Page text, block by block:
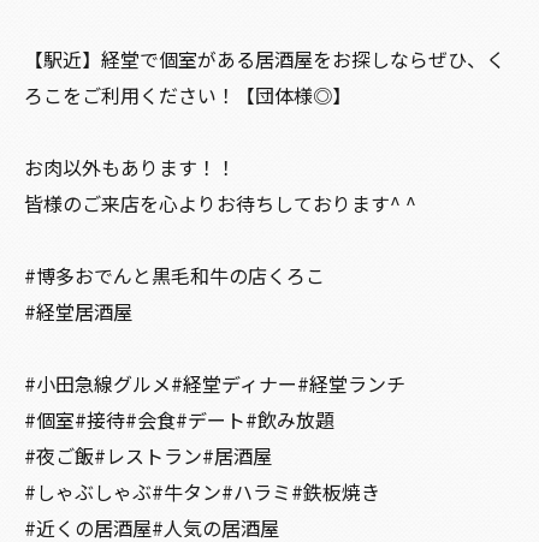
【駅近】経堂で個室がある居酒屋をお探しならぜひ、く
ろこをご利用ください！【団体様◎】
お肉以外もあります！！
皆様のご来店を心よりお待ちしております^ ^
#博多おでんと黒毛和牛の店くろこ
#経堂居酒屋
#小田急線グルメ#経堂ディナー#経堂ランチ
#個室#接待#会食#デート#飲み放題
#夜ご飯#レストラン#居酒屋
#しゃぶしゃぶ#牛タン#ハラミ#鉄板焼き
#近くの居酒屋#人気の居酒屋